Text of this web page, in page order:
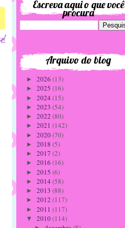
Escreva aqui o que você
procura
Arquivo do blog
► 2026 (13)
► 2025 (16)
► 2024 (15)
► 2023 (54)
► 2022 (80)
► 2021 (142)
► 2020(70)
► 2018 (5)
► 2017 (2)
► 2016 (16)
► 2015 (6)
► 2014 (58)
► 2013 (88)
► 2012 (117)
► 2011 (117)
▼ 2010(114)